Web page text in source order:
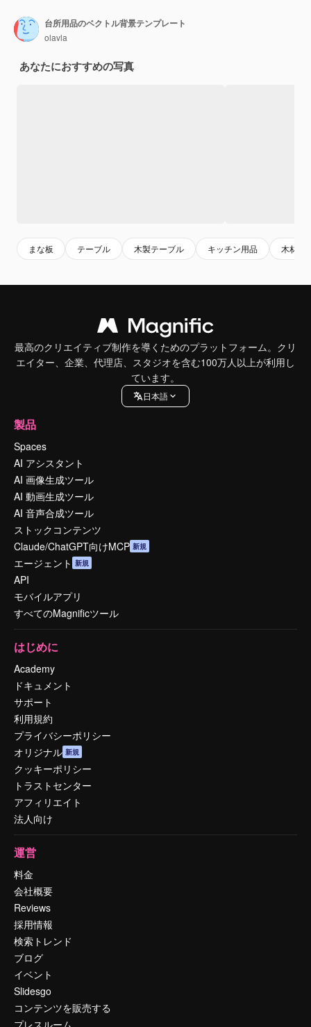
台所用品のベクトル背景テンプレート
olavla
あなたにおすすめの写真
まな板 テーブル 木製テーブル キッチン用品 木材
最高のクリエイティブ制作を導くためのプラットフォーム。クリ
エイター、企業、代理店、スタジオを含む100万人以上が利用し
ています。
日本語
製品
Spaces
AI アシスタント
AI 画像生成ツール
AI 動画生成ツール
AI 音声合成ツール
ストックコンテンツ
Claude/ChatGPT向けMCP 新規
エージェント 新規
API
モバイルアプリ
すべてのMagnificツール
はじめに
Academy
ドキュメント
サポート
利用規約
プライバシーポリシー
オリジナル 新規
クッキーポリシー
トラストセンター
アフィリエイト
法人向け
運営
料金
会社概要
Reviews
採用情報
検索トレンド
ブログ
イベント
Slidesgo
コンテンツを販売する
プレスルーム